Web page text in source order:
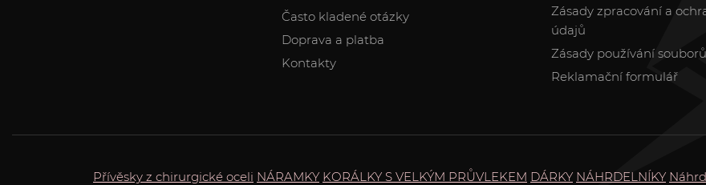
Často kladené otázky
Doprava a platba
Kontakty
Zásady zpracování a
údajů
Zásady používání
Reklamační formulář
Přívěsky z chirurgické oceli NÁRAMKY KORÁLKY S VELKÝM PRŮVLEKEM DÁRKY NÁHRDELNÍKY